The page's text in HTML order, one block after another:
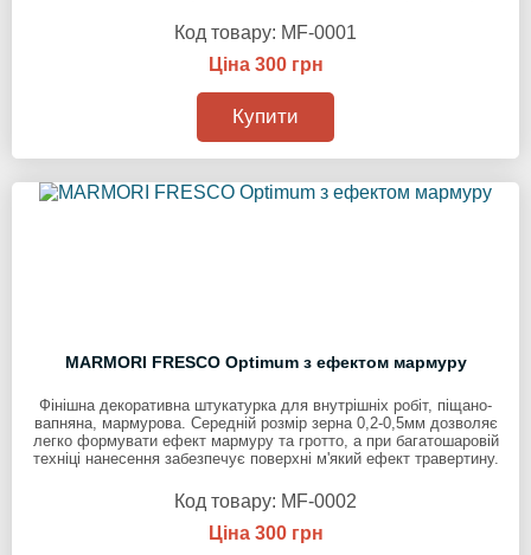
Код товару: MF-0001
Ціна 300 грн
Купити
MARMORI FRESCO Optimum з ефектом мармуру
Фінішна декоративна штукатурка для внутрішніх робіт, піщано-
вапняна, мармурова. Середній розмір зерна 0,2-0,5мм дозволяє
легко формувати ефект мармуру та гротто, а при багатошаровій
техніці нанесення забезпечує поверхні м'який ефект травертину.
Код товару: MF-0002
Ціна 300 грн